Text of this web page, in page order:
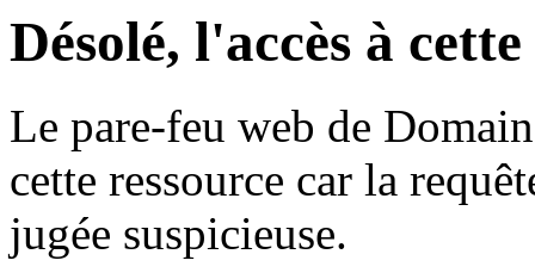
Désolé, l'accès à
Le pare-feu web de
cette ressource car la
jugée suspicieuse.